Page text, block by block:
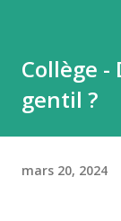
Collège
gentil ?
mars 20, 2024